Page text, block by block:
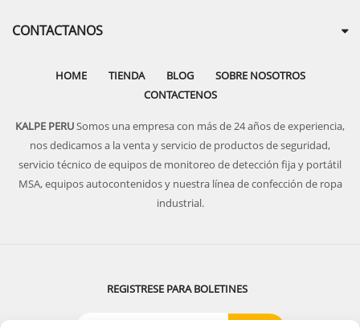
CONTACTANOS
HOME TIENDA BLOG
SOBRE NOSOTROS
CONTACTENOS
KALPE PERUSomos una empresa con más de 24 años de experiencia,
nos dedicamos a la venta y servicio de productos de seguridad,
servicio técnico de equipos de monitoreo de detección fija y portátil
MSA, equipos autocontenidos y nuestra línea de confección de ropa
industrial.
REGISTRESE PARA BOLETINES